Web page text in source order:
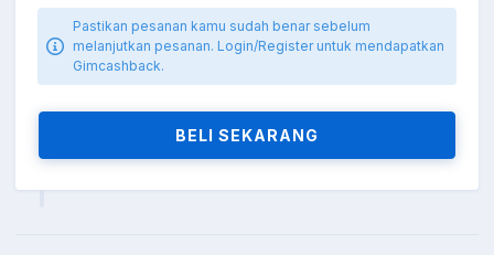
Pastikan pesanan kamu sudah benar sebelum
melanjutkan pesanan. Login/Register untuk mendapatkan
Gimcashback.
BELI SEKARANG